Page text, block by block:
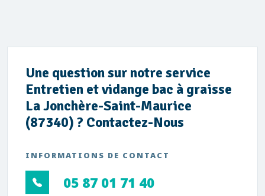
Une question sur notre service
Entretien et vidange bac à graisse
La Jonchère-Saint-Maurice
(87340) ? Contactez-Nous
INFORMATIONS DE CONTACT
05 87 01 71 40